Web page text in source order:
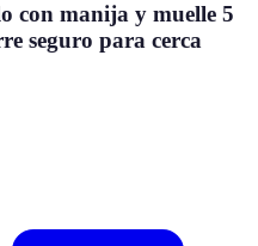
con manija y muelle 5
seguro para cerca